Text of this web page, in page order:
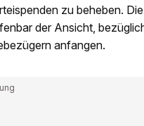
zu beheben.
der Ansicht,
anfangen.